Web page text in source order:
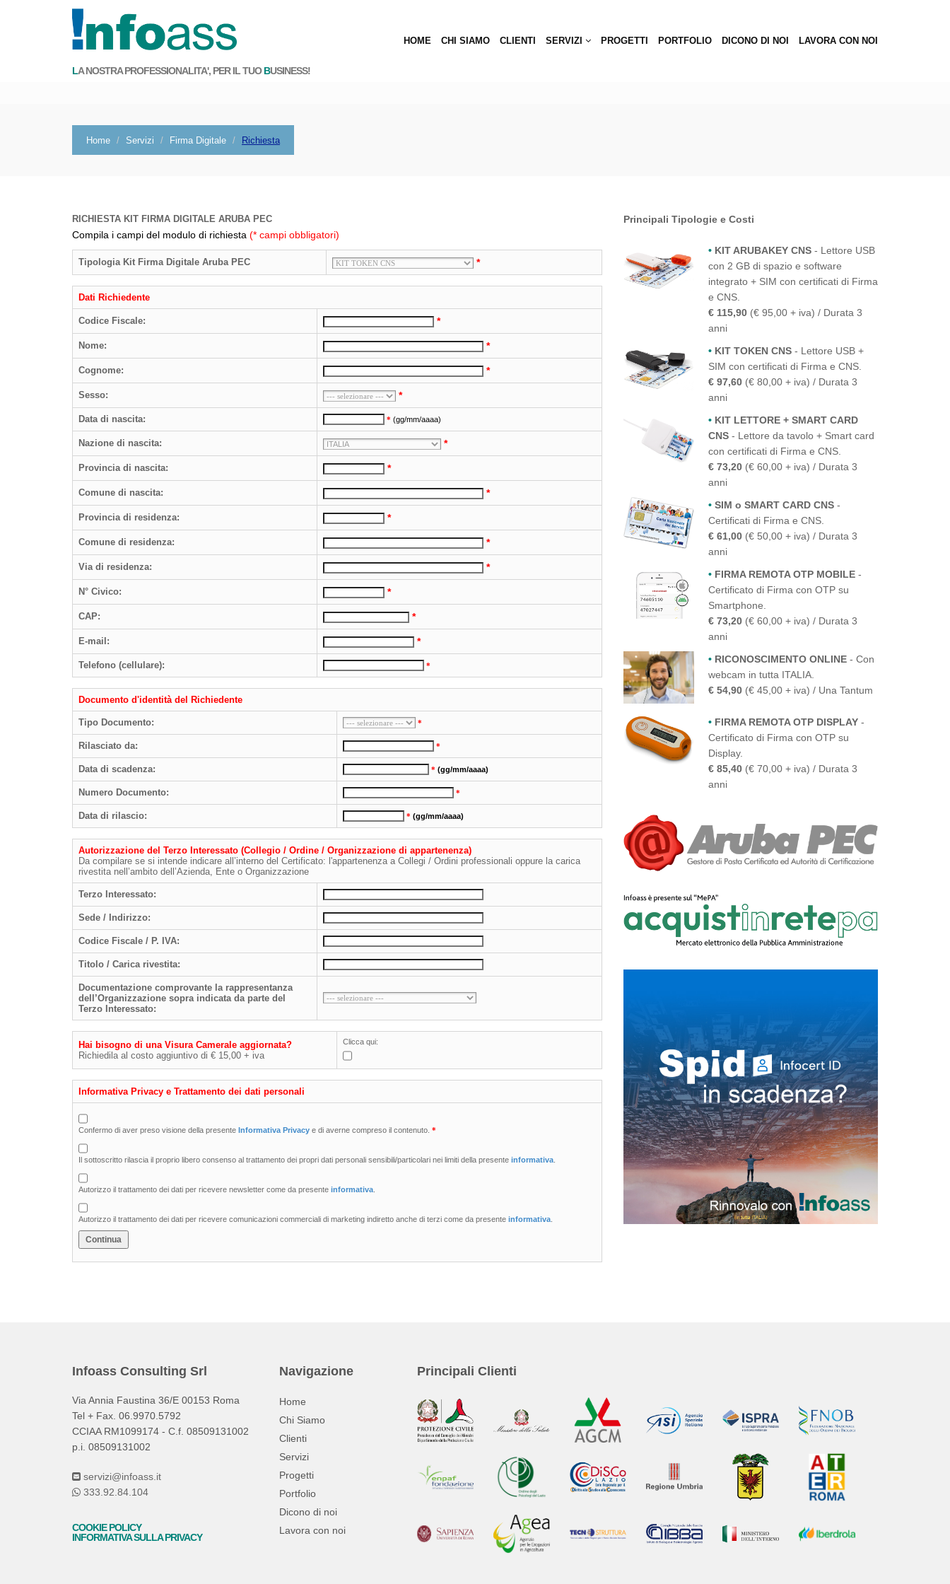
LA NOSTRA PROFESSIONALITA', PER IL TUOBUSINESS!
HOME CHI SIAMO CLIENTI SERVIZI PROGETTI PORTFOLIO DICONO DI NOI LAVORA CON NOI
Home Servizi Firma Digitale Richiesta
RICHIESTA KIT FIRMA DIGITALE ARUBA PEC
Compila i campi del modulo di richiesta (* campi obbligatori)
Tipologia Kit Firma Digitale Aruba PEC *
Dati Richiedente
Codice Fiscale: *
Nome: *
Cognome: *
Sesso: *
Data di nascita: * (gg/mm/aaaa)
Nazione di nascita: *
Provincia di nascita: *
Comune di nascita: *
Provincia di residenza: *
Comune di residenza: *
Via di residenza: *
N° Civico: *
CAP: *
E-mail: *
Telefono (cellulare): *
Documento d'identità del Richiedente
Tipo Documento: *
Rilasciato da: *
Data di scadenza: * (gg/mm/aaaa)
Numero Documento: *
Data di rilascio: * (gg/mm/aaaa)
Autorizzazione del Terzo Interessato (Collegio / Ordine / Organizzazione di appartenenza)
Da compilare se si intende indicare all’interno del Certificato: l'appartenenza a Collegi / Ordini professionali oppure la carica
rivestita nell’ambito dell’Azienda, Ente o Organizzazione
Terzo Interessato:
Sede / Indirizzo:
Codice Fiscale / P. IVA:
Titolo / Carica rivestita:
Documentazione comprovante la rappresentanza
dell’Organizzazione sopra indicata da parte del
Terzo Interessato:
Hai bisogno di una Visura Camerale aggiornata?
Richiedila al costo aggiuntivo di € 15,00 + iva
Clicca qui:
Informativa Privacy e Trattamento dei dati personali
Confermo di aver preso visione della presente Informativa Privacy e di averne compreso il contenuto. *
Il sottoscritto rilascia il proprio libero consenso al trattamento dei propri dati personali sensibili/particolari nei limiti della presente informativa
Autorizzo il trattamento dei dati per ricevere newsletter come da presente informativa
Autorizzo il trattamento dei dati per ricevere comunicazioni commerciali di marketing indiretto anche di terzi come da presente informativa
Principali Tipologie e Costi
• KIT ARUBAKEY CNS - Lettore USB
con 2 GB di spazio e software
integrato + SIM con certificati di Firma
e CNS.
€ 115,90 (€ 95,00 + iva) / Durata 3
anni
• KIT TOKEN CNS - Lettore USB +
SIM con certificati di Firma e CNS.
€ 97,60 (€ 80,00 + iva) / Durata 3
anni
• KIT LETTORE + SMART CARD
CNS - Lettore da tavolo + Smart card
con certificati di Firma e CNS.
€ 73,20 (€ 60,00 + iva) / Durata 3
anni
• SIM o SMART CARD CNS -
Certificati di Firma e CNS.
€ 61,00 (€ 50,00 + iva) / Durata 3
anni
• FIRMA REMOTA OTP MOBILE -
Certificato di Firma con OTP su
Smartphone.
€ 73,20 (€ 60,00 + iva) / Durata 3
anni
• RICONOSCIMENTO ONLINE - Con
webcam in tutta ITALIA.
€ 54,90 (€ 45,00 + iva) / Una Tantum
• FIRMA REMOTA OTP DISPLAY -
Certificato di Firma con OTP su
Display.
€ 85,40 (€ 70,00 + iva) / Durata 3
anni
Infoass Consulting Srl
Via Annia Faustina 36/E 00153 Roma
Tel + Fax. 06.9970.5792
CCIAA RM1099174 - C.f. 08509131002
p.i. 08509131002
servizi@infoass.it
333.92.84.104
COOKIE POLICY
INFORMATIVA SULLA PRIVACY
Navigazione
Home
Chi Siamo
Clienti
Servizi
Progetti
Portfolio
Dicono di noi
Lavora con noi
Principali Clienti